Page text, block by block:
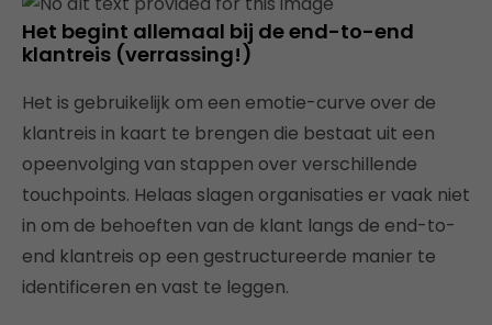
Het begint allemaal bij de end-to-end
klantreis (verrassing!)
Het is gebruikelijk om een emotie-curve over de
klantreis in kaart te brengen die bestaat uit een
opeenvolging van stappen over verschillende
touchpoints. Helaas slagen organisaties er vaak niet
in om de behoeften van de klant langs de end-to-
end klantreis op een gestructureerde manier te
identificeren en vast te leggen.